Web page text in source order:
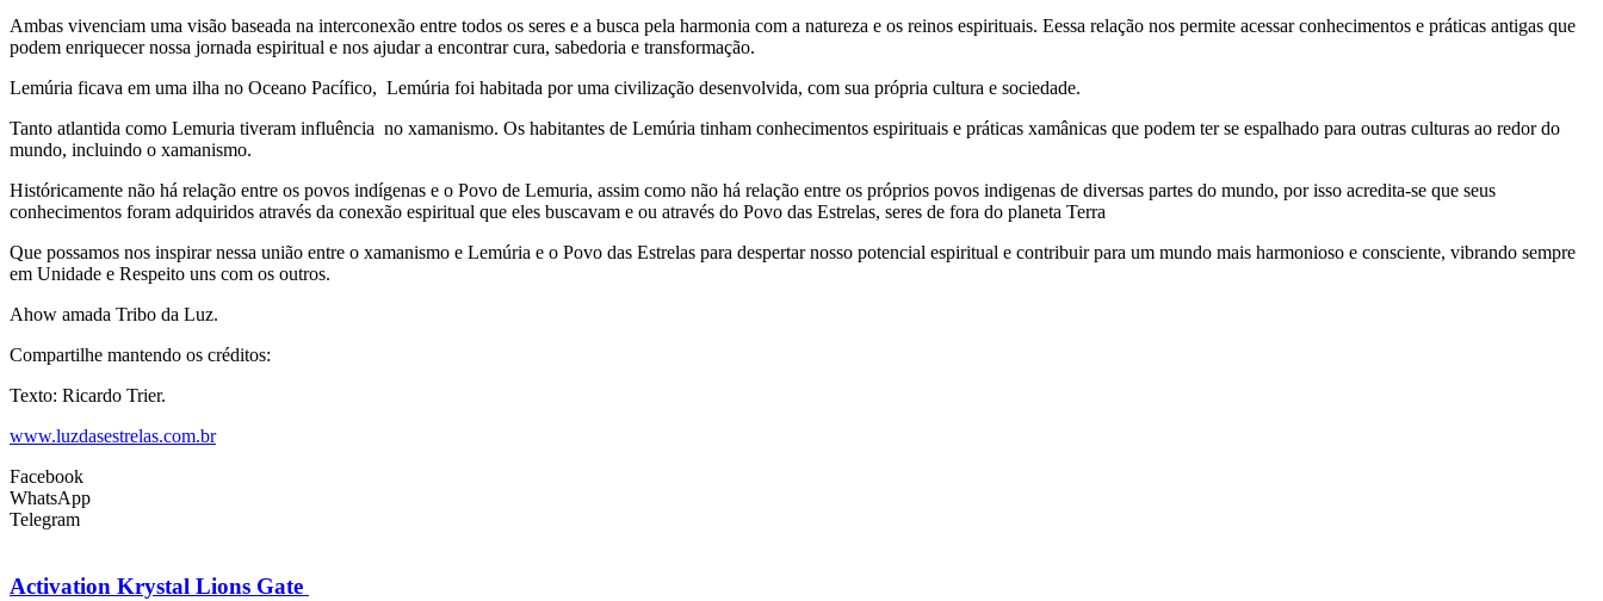
Ambas vivenciam uma visão baseada na interconexão entre todos os seres e a busca pela harmonia com a natureza e os reinos espirituais. Eessa relação nos permite acessar conhecimentos e práticas antigas que
podem enriquecer nossa jornada espiritual e nos ajudar a encontrar cura, sabedoria e transformação.
Lemúria ficava em uma ilha no Oceano Pacífico, Lemúria foi habitada por uma civilização desenvolvida, com sua própria cultura e sociedade.
Tanto atlantida como Lemuria tiveram influência no xamanismo. Os habitantes de Lemúria tinham conhecimentos espirituais e práticas xamânicas que podem ter se espalhado para outras culturas ao redor do
mundo, incluindo o xamanismo.
Históricamente não há relação entre os povos indígenas e o Povo de Lemuria, assim como não há relação entre os próprios povos indigenas de diversas partes do mundo, por isso acredita-se que seus
conhecimentos foram adquiridos através da conexão espiritual que eles buscavam e ou através do Povo das Estrelas, seres de fora do planeta Terra
Que possamos nos inspirar nessa união entre o xamanismo e Lemúria e o Povo das Estrelas para despertar nosso potencial espiritual e contribuir para um mundo mais harmonioso e consciente, vibrando sempre
em Unidade e Respeito uns com os outros.
Ahow amada Tribo da Luz.
Compartilhe mantendo os créditos:
Texto: Ricardo Trier.
www.luzdasestrelas.com.br
Facebook
WhatsApp
Telegram
Activation Krystal Lions Gate